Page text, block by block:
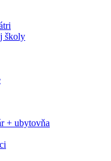
školy
+ ubytovňa